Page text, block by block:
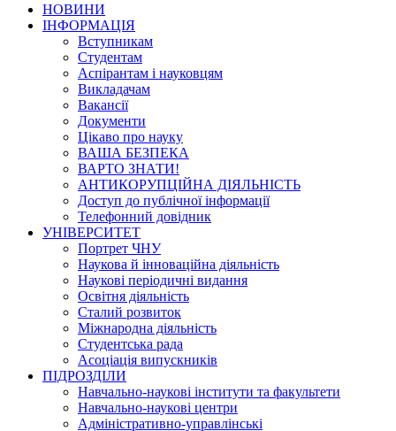
НОВИНИ
ІНФОРМАЦІЯ
Вступникам
Студентам
Аспірантам і науковцям
Викладачам
Вакансії
Документи
Цікаво про науку
ВАША БЕЗПЕКА
ВАРТО ЗНАТИ!
АНТИКОРУПЦІЙНА ДІЯЛЬНІСТЬ
Доступ до публічної інформації
Телефонний довідник
УНІВЕРСИТЕТ
Портрет ЧНУ
Наукова й інноваційна діяльність
Наукові періодичні видання
Освітня діяльність
Сталий розвиток
Міжнародна діяльність
Студентська рада
Асоціація випускників
ПІДРОЗДІЛИ
Навчально-наукові інститути та факультети
Навчально-наукові центри
Адміністративно-управлінські